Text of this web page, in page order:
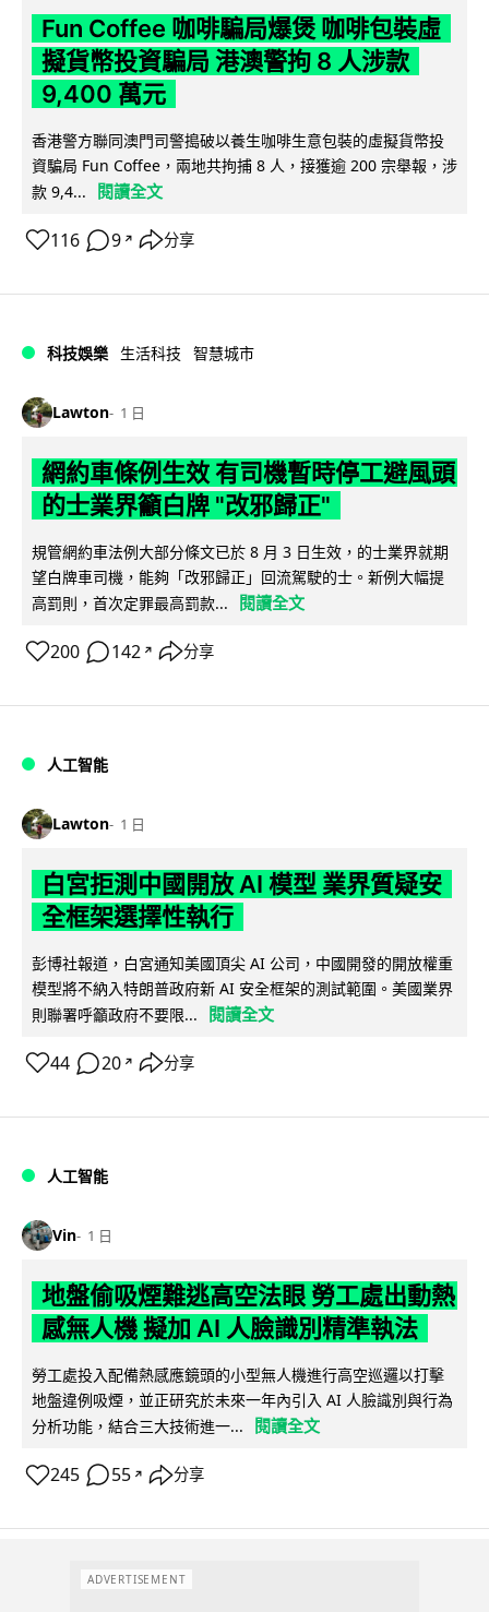
Fun Coffee 咖啡騙局爆煲 咖啡包裝虛
擬貨幣投資騙局 港澳警拘 8 人涉款
9,400 萬元
香港警方聯同澳門司警搗破以養生咖啡生意包裝的虛擬貨幣投
資騙局 Fun Coffee，兩地共拘捕 8 人，接獲逾 200 宗舉報，涉
款 9,4...
閱讀全文
116 9 ↗ 分享
科技娛樂 生活科技 智慧城市
Lawton 1 日
網約車條例生效 有司機暫時停工避風頭
的士業界籲白牌 "改邪歸正"
規管網約車法例大部分條文已於 8 月 3 日生效，的士業界就期
望白牌車司機，能夠「改邪歸正」回流駕駛的士。新例大幅提
高罰則，首次定罪最高罰款...
閱讀全文
200 142 ↗ 分享
人工智能
Lawton 1 日
白宮拒測中國開放 AI 模型 業界質疑安
全框架選擇性執行
彭博社報道，白宮通知美國頂尖 AI 公司，中國開發的開放權重
模型將不納入特朗普政府新 AI 安全框架的測試範圍。美國業界
則聯署呼籲政府不要限...
閱讀全文
44 20 ↗ 分享
人工智能
Vin 1 日
地盤偷吸煙難逃高空法眼 勞工處出動熱
感無人機 擬加 AI 人臉識別精準執法
勞工處投入配備熱感應鏡頭的小型無人機進行高空巡邏以打擊
地盤違例吸煙，並正研究於未來一年內引入 AI 人臉識別與行為
分析功能，結合三大技術進一...
閱讀全文
245 55 ↗ 分享
ADVERTISEMENT